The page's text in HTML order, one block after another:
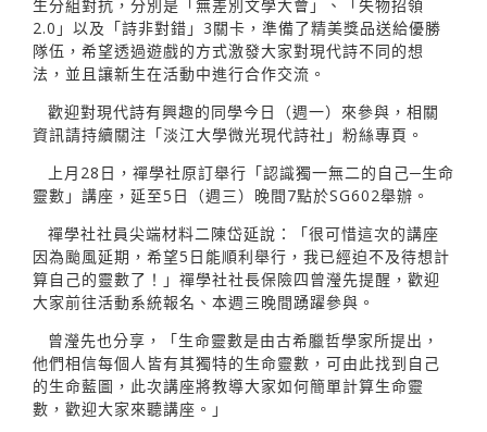
生分組對抗，分別是「無差別文學大會」、「失物招領
2.0」以及「詩非對錯」3關卡，準備了精美獎品送給優勝
隊伍，希望透過遊戲的方式激發大家對現代詩不同的想
法，並且讓新生在活動中進行合作交流。
歡迎對現代詩有興趣的同學今日（週一）來參與，相關
資訊請持續關注「淡江大學微光現代詩社」粉絲專頁。
上月28日，禪學社原訂舉行「認識獨一無二的自己─生命
靈數」講座，延至5日（週三）晚間7點於SG602舉辦。
禪學社社員尖端材料二陳岱延說：「很可惜這次的講座
因為颱風延期，希望5日能順利舉行，我已經迫不及待想計
算自己的靈數了！」禪學社社長保險四曾瀅先提醒，歡迎
大家前往活動系統報名、本週三晚間踴躍參與。
曾瀅先也分享，「生命靈數是由古希臘哲學家所提出，
他們相信每個人皆有其獨特的生命靈數，可由此找到自己
的生命藍圖，此次講座將教導大家如何簡單計算生命靈
數，歡迎大家來聽講座。」